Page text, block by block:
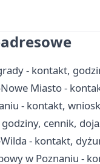
- kontakt,
Miasto -
- kontakt,
cennik,
- kontakt,
w Poznaniu -